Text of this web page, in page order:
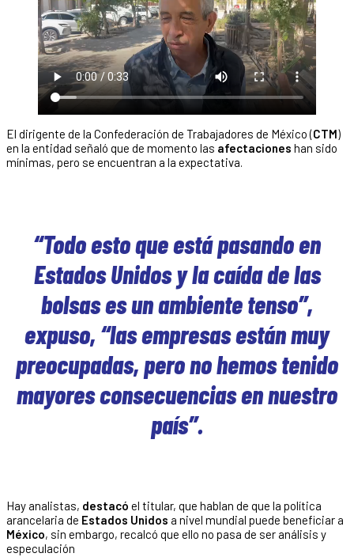
El dirigente de la Confederación de Trabajadores de México (CTM)
en la entidad señaló que de momento las afectaciones han sido
mínimas, pero se encuentran a la expectativa.
“Todo esto que está pasando en
Estados Unidos y la caída de las
bolsas es un ambiente tenso”,
expuso, “las empresas están muy
preocupadas, pero no hemos tenido
mayores consecuencias en nuestro
país”.
Hay analistas, destacó el titular, que hablan de que la política
arancelaria de Estados Unidos a nivel mundial puede beneficiar a
México, sin embargo, recalcó que ello no pasa de ser análisis y
especulación